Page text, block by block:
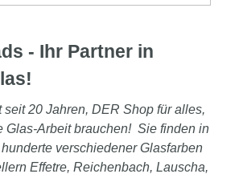
- Ihr Partner in
20 Jahren, DER Shop für alles,
Glas-Arbeit brauchen! Sie finden in
verschiedener Glasfarben
Effetre, Reichenbach, Lauscha,